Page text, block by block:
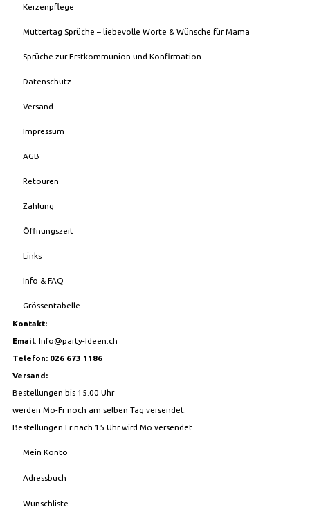
Kerzenpflege
Muttertag Sprüche – liebevolle Worte & Wünsche für Mama
Sprüche zur Erstkommunion und Konfirmation
Datenschutz
Versand
Impressum
AGB
Retouren
Zahlung
Öffnungszeit
Links
Info & FAQ
Grössentabelle
Kontakt:
Email: Info@party-Ideen.ch
Telefon: 026 673 1186
Versand:
Bestellungen bis 15.00 Uhr
werden Mo-Fr noch am selben Tag versendet.
Bestellungen Fr nach 15 Uhr wird Mo versendet
Mein Konto
Adressbuch
Wunschliste